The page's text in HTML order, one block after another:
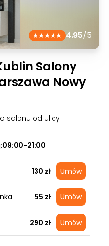
4.95/5
Salony
Nowy
salonu od ulicy
09:00-21:00
130 zł Umów
55 zł Umów
290 zł Umów